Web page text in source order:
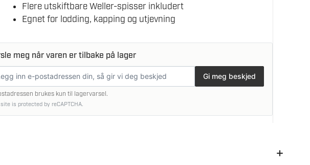
Flere utskiftbare Weller-spisser inkludert
Egnet for lodding, kapping og utjevning
meg når varen er tilbake på lager
Gi meg beskjed
brukes kun til lagervarsel.
is protected by reCAPTCHA.